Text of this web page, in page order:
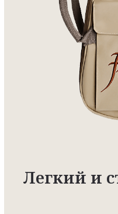
Легкий и